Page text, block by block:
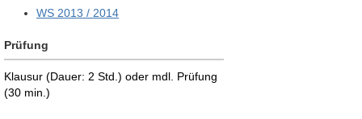
WS 2013 / 2014
Prüfung
Klausur (Dauer: 2 Std.) oder mdl. Prüfung
(30 min.)